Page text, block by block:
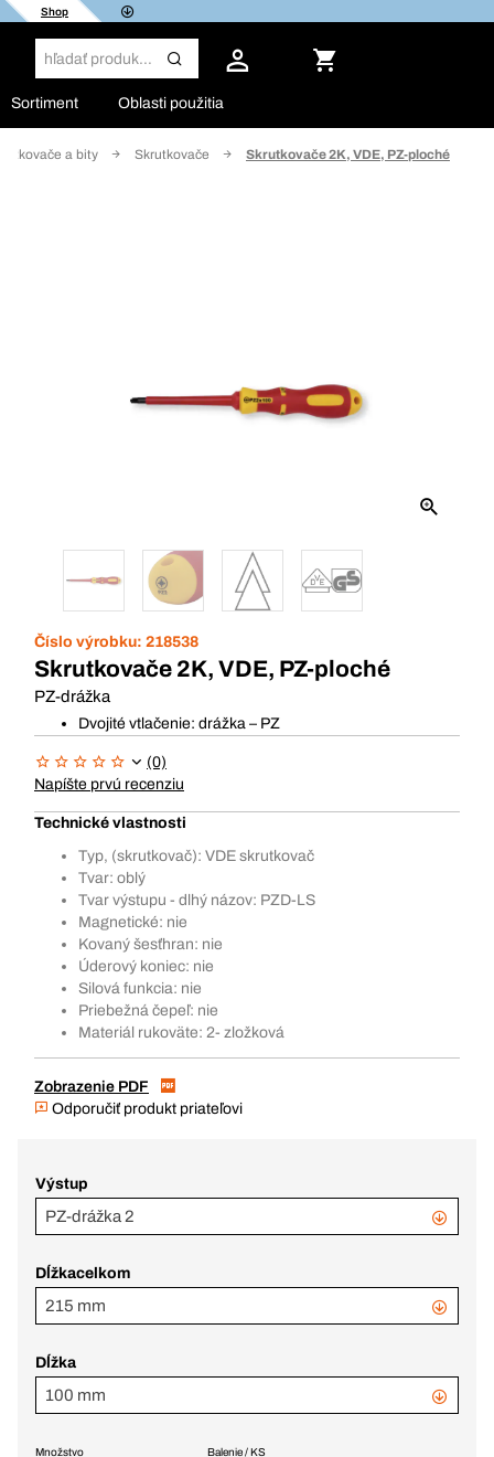
Shop
Sortiment Oblasti použitia
a bity Skrutkovače Skrutkovače 2K, VDE, PZ-ploché
Číslo výrobku: 218538
Skrutkovače 2K, VDE, PZ-ploché
PZ-drážka
Dvojité vtlačenie: drážka – PZ
(0)
Napíšte prvú recenziu
Technické vlastnosti
Typ, (skrutkovač): VDE skrutkovač
Tvar: oblý
Tvar výstupu - dlhý názov: PZD-LS
Magnetické: nie
Kovaný šesťhran: nie
Úderový koniec: nie
Silová funkcia: nie
Priebežná čepeľ: nie
Materiál rukoväte: 2- zložková
Zobrazenie PDF
Odporučiť produkt priateľovi
Výstup
PZ-drážka 2
Dĺžkacelkom
215 mm
Dĺžka
100 mm
Balenie / KS
Množstvo